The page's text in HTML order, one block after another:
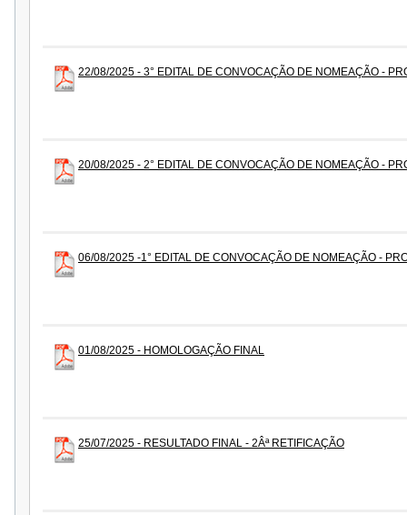
22/08/2025 - 3° EDITAL DE CONVOCAÇÃO DE NOMEAÇÃO -
20/08/2025 - 2° EDITAL DE CONVOCAÇÃO DE NOMEAÇÃO -
06/08/2025 -1° EDITAL DE CONVOCAÇÃO DE NOMEAÇÃO -
01/08/2025 - HOMOLOGAÇÃO FINAL
25/07/2025 - RESULTADO FINAL - 2Âª RETIFICAÇÃO